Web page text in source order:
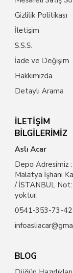
Gizlilik Politikası
İletişim
S.S.S.
İade ve Değişim
Hakkımızda
Detaylı Arama
İLETİŞİM
BİLGİLERİMİZ
Aslı Acar
Depo Adresimiz
Malatya İşhanı
/ İSTANBUL Not:
yoktur.
0541-353-73-42
BLOG